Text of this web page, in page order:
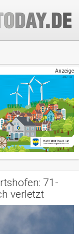
Anzeige
71-
verletzt